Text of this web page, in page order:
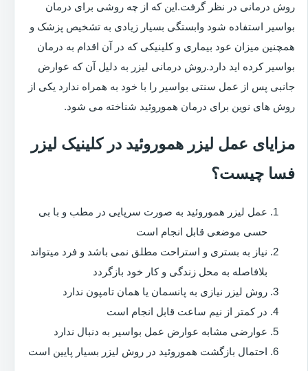
روش درمانی در نظر گرفت.این که از چه روشی برای درمان
بواسیر استفاده شود وابستگی بسیار زیادی به تشخیص پزشک و
همچنین میزان عود بیماری و کلینیکی که در آن اقدام به درمان
بواسیر کرده اید دارد.روش درمانی لیزر به دلیل آن که عوارض
جانبی پس از عمل سنتی بواسیر را با خود به همراه ندارد یکی از
روش های نوین برای درمان هموروئید شناخته می شود.
مزایای عمل لیزر هموروئید در کلینیک لیزر
فسا چیست؟
عمل لیزر هموروئید به صورت سرپایی در مطب و با بی
حسی موضعی قابل انجام است
نیاز به بستری و استراحت مطلق نمی باشد و فرد میتواند
بلافاصله به محل زندگی و کار خود بازگردد
روش لیزر نیازی به پانسمان یا همان تامپون ندارد
در کمتر از نیم ساعت قابل انجام است
عوارضی مشابه عوارض عمل بواسیر به دنبال ندارد
احتمال بازگشت هموروئید در روش لیزر بسیار پایین است